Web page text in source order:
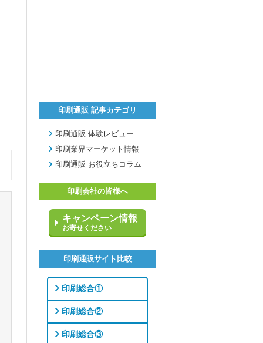
印刷通販 記事カテゴリ
印刷通販 体験レビュー
印刷業界マーケット情報
印刷通販 お役立ちコラム
印刷会社の皆様へ
キャンペーン情報
お寄せください
印刷通販サイト比較
印刷総合①
印刷総合②
印刷総合③